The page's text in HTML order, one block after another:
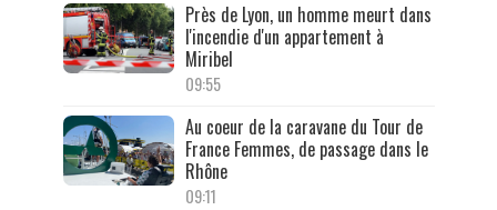
Près de Lyon, un homme meurt dans
l'incendie d'un appartement à
Miribel
09:55
Au coeur de la caravane du Tour de
France Femmes, de passage dans le
Rhône
09:11